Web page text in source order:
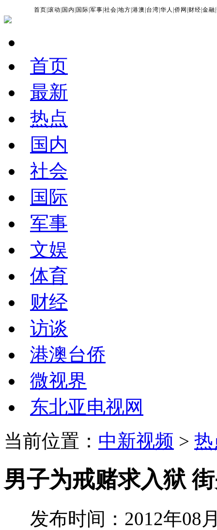
首页 |滚动 国内 国际 |军事 |社会 |地方 |港澳 台湾 |华人 |侨网 财经 |金融 |
首页
最新
热点
国内
社会
国际
军事
文娱
体育
财经
访谈
港澳台侨
微视界
东北亚电视网
当前位置： 中新视频 >
男子为戒赌求入狱
发布时间：2012年08